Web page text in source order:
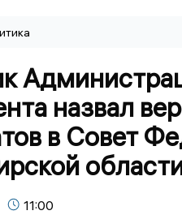
назвал
в Совет
11:00